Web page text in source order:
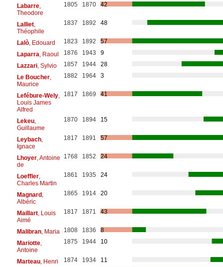
Labarre,
Theodore
1805 1870 42
Lalliet,
Théophile
1837 1892 48
Lalò, Edouard 1823 1892
57
Laparra , Raoul 1876 1943
9
Lazzari, Sylvio 1857 1944
28
Le Boucher,
Maurice
1882 1964 3
Lefébure-Wely,
Louis James
Alfred
1817 1869 41
Lekeu,
Guillaume
1870 1894 15
Leybach,
Ignace
1817 1891 57
Lhoyer, Antoine
de
1768 1852 24
Loeffler,
Charles Martin
1861 1935 24
Magnard,
Albéric
1865 1914 20
Maillart, Louis
Aimé
1817 1871 43
Malibran, Maria 1808 1836
8
Mariotte,
Antoine
1875 1944 10
Marteau, Henri 1874 1934
11